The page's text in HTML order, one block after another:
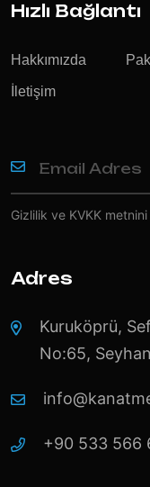
Hızlı Bağlantı
Hakkımızda
İletişim
Gizlilik ve KVKK
Adres
Kuruköprü,
No:65,
+90 533 566